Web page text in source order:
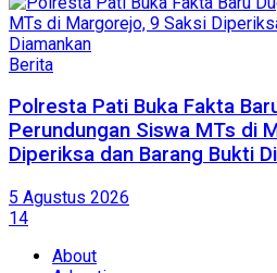
Berita
Polresta Pati Buka Fakta
Perundungan Siswa MTs di
Diperiksa dan Barang Bukti
5 Agustus 2026
14
About